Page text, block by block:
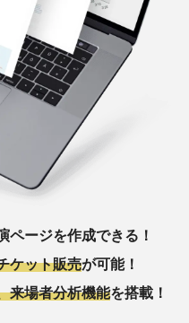
ページを作成できる！
ケット販売が可能！
来場者分析機能を搭載！